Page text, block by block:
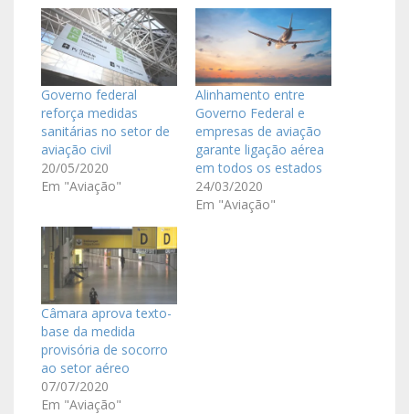
Governo federal
reforça medidas
sanitárias no setor de
aviação civil
20/05/2020
Em "Aviação"
Alinhamento entre
Governo Federal e
empresas de aviação
garante ligação aérea
em todos os estados
24/03/2020
Em "Aviação"
Câmara aprova texto-
base da medida
provisória de socorro
ao setor aéreo
07/07/2020
Em "Aviação"